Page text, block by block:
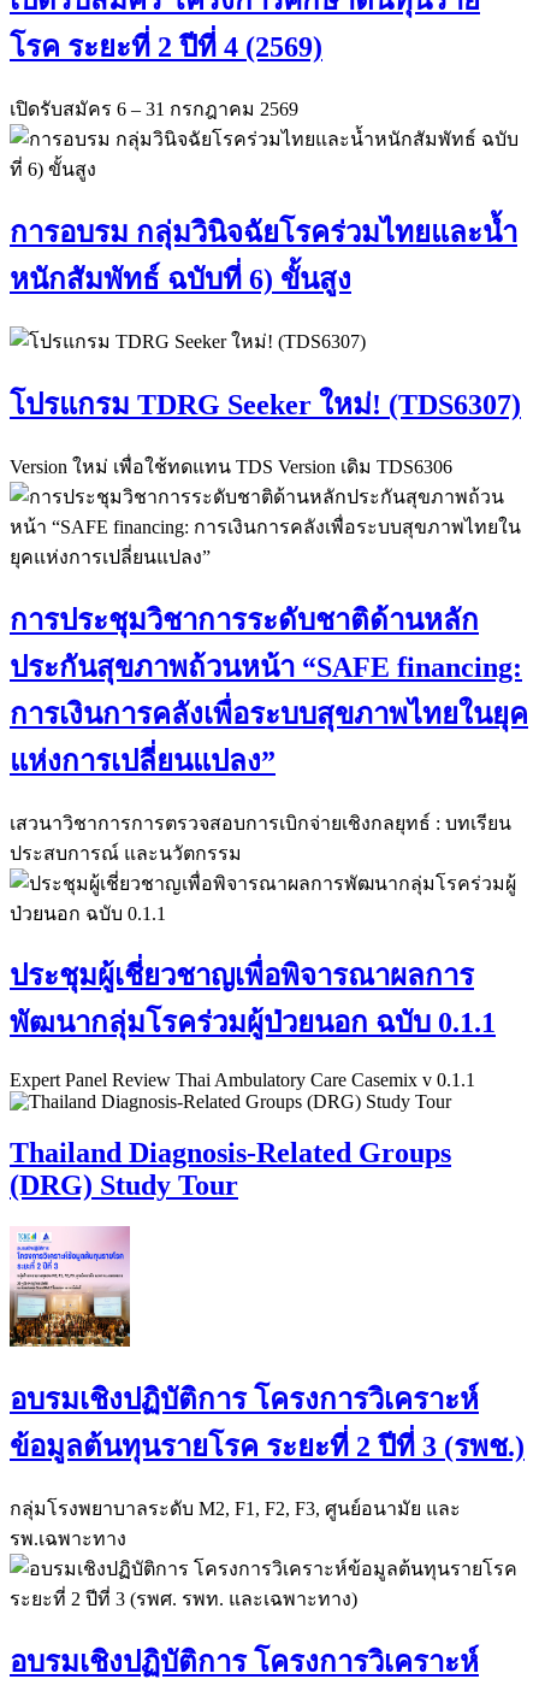
โรค ระยะที่ 2 ปีที่ 4 (2569)
เปิดรับสมัคร 6 – 31 กรกฎาคม 2569
การอบรม กลุ่มวินิจฉัยโรคร่วมไทยและน้ำ
หนักสัมพัทธ์ ฉบับที่ 6) ขั้นสูง
โปรแกรม TDRG Seeker ใหม่! (TDS6307)
Version ใหม่ เพื่อใช้ทดแทน TDS Version เดิม TDS6306
การประชุมวิชาการระดับชาติด้านหลัก
ประกันสุขภาพถ้วนหน้า “SAFE financing:
การเงินการคลังเพื่อระบบสุขภาพไทยในยุค
แห่งการเปลี่ยนแปลง”
เสวนาวิชาการการตรวจสอบการเบิกจ่ายเชิงกลยุทธ์ : บทเรียน
ประสบการณ์ และนวัตกรรม
ประชุมผู้เชี่ยวชาญเพื่อพิจารณาผลการ
พัฒนากลุ่มโรคร่วมผู้ป่วยนอก ฉบับ 0.1.1
Expert Panel Review Thai Ambulatory Care Casemix v 0.1.1
Thailand Diagnosis-Related Groups
(DRG) Study Tour
อบรมเชิงปฏิบัติการ โครงการวิเคราะห์
ข้อมูลต้นทุนรายโรค ระยะที่ 2 ปีที่ 3 (รพช.)
กลุ่มโรงพยาบาลระดับ M2, F1, F2, F3, ศูนย์อนามัย และ
รพ.เฉพาะทาง
อบรมเชิงปฏิบัติการ โครงการวิเคราะห์